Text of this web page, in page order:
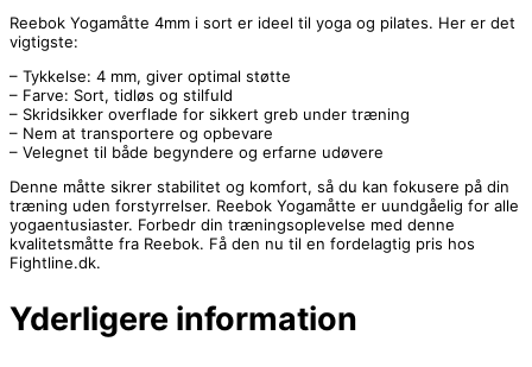
Reebok Yogamåtte 4mm i sort er ideel til yoga og pilates. Her er det
vigtigste:
– Tykkelse: 4 mm, giver optimal støtte
– Farve: Sort, tidløs og stilfuld
– Skridsikker overflade for sikkert greb under træning
– Nem at transportere og opbevare
– Velegnet til både begyndere og erfarne udøvere
Denne måtte sikrer stabilitet og komfort, så du kan fokusere på din
træning uden forstyrrelser. Reebok Yogamåtte er uundgåelig for alle
yogaentusiaster. Forbedr din træningsoplevelse med denne
kvalitetsmåtte fra Reebok. Få den nu til en fordelagtig pris hos
Fightline.dk.
Yderligere information